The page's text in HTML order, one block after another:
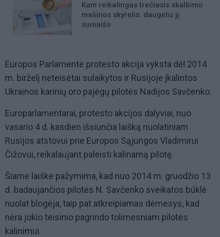
Kam reikalingas trečiasis skalbimo
mašinos skyrelis: daugelis jį
sumaišo
Europos Parlamente protesto akcija vyksta dėl 2014
m. birželį neteisėtai sulaikytos ir Rusijoje įkalintos
Ukrainos karinių oro pajėgų pilotės Nadijos Savčenko.
Europarlamentarai, protesto akcijos dalyviai, nuo
vasario 4 d. kasdien išsiunčia laišką nuolatiniam
Rusijos atstovui prie Europos Sąjungos Vladimirui
Čižovui, reikalaujant paleisti kalinamą pilotę.
Šiame laiške pažymima, kad nuo 2014 m. gruodžio 13
d. badaujančios pilotės N. Savčenko sveikatos būklė
nuolat blogėja, taip pat atkreipiamas dėmesys, kad
nėra jokio teisinio pagrindo tolimesniam pilotės
kalinimui.